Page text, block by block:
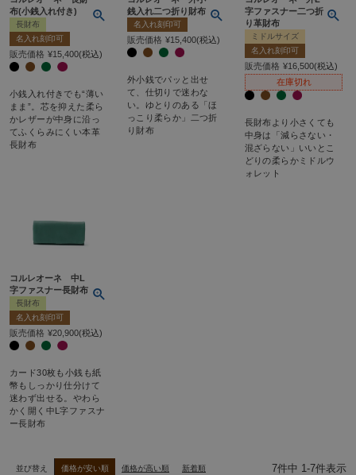
布(小銭入れ付き)
長財布
名入れ刻印可
販売価格 ¥15,400 税込
小銭入れ付きでも“薄い
まま”。芯を抑えた柔ら
かレザーが中身に沿っ
てふくらみにくい本革
長財布
銭入れ二つ折り財布
名入れ刻印可
販売価格 ¥15,400 税込
外小銭でパッと出せ
て、仕切りで迷わな
い。ゆとりのある「ほ
っこり柔らか」二つ折
り財布
字ファスナー二つ折
り革財布
ミドルサイズ
名入れ刻印可
販売価格 ¥16,500 税込
在庫切れ
長財布より小さくても
中身は「減らさない・
混ざらない」いいとこ
どりの柔らかミドルウ
ォレット
コルレオーネ 中L
字ファスナー長財布
長財布
名入れ刻印可
販売価格 ¥20,900 税込
カード30枚も小銭も紙
幣もしっかり仕分けて
迷わず出せる。やわら
かく開く中L字ファスナ
ー長財布
並び替え 価格が安い順 価格が高い順 新着順 7件中 1 -7件表示